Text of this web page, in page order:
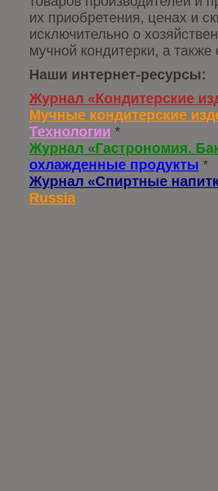
их приобретения, ценах и
исключительно о
мучной кондитерки, а
Наши интернет-ресурсы:
Журнал «Кондитерские
Мучные кондитерские
Технологии *
Журнал «Гастрономия.
охлажденные продукты *
Журнал «Спиртные
Russia